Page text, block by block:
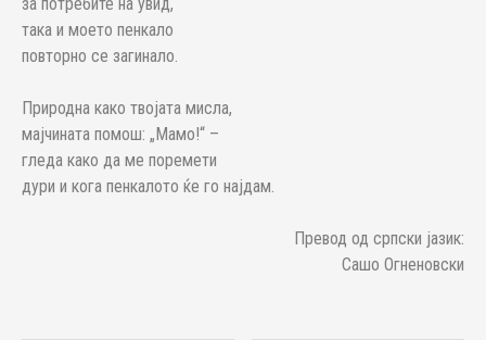
така и моето пенкало
повторно се загинало.
Природна како твојата мисла,
мајчината помош: „Мамо!“ –
гледа како да ме поремети
дури и кога пенкалото ќе го најдам.
Превод од српски јазик:
Сашо Огненовски